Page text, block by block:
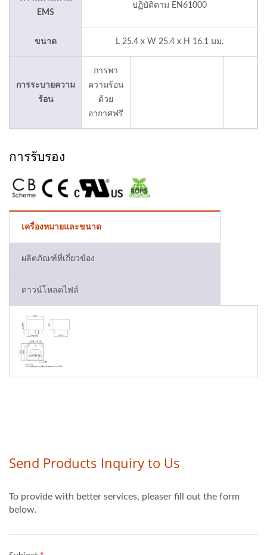
EMS
ปฏิบัติตาม EN61000
ขนาด L 25.4 x W 25.4 x H 16.1 มม.
การระบายความ
ร้อน
การพา
ความร้อน
ด้วย
อากาศฟรี
การรับรอง
เครื่องหมายและขนาด
ผลิตภัณฑ์ที่เกี่ยวข้อง
ดาวน์โหลดไฟล์